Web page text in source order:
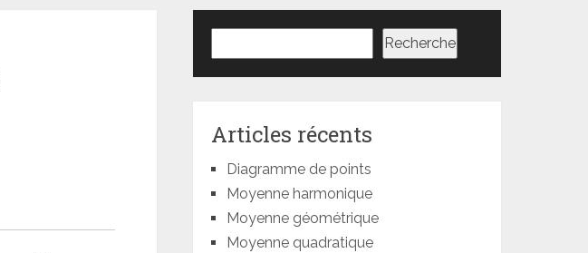
Recherche
Articles récents
Diagramme de points
Moyenne harmonique
Moyenne géométrique
Moyenne quadratique